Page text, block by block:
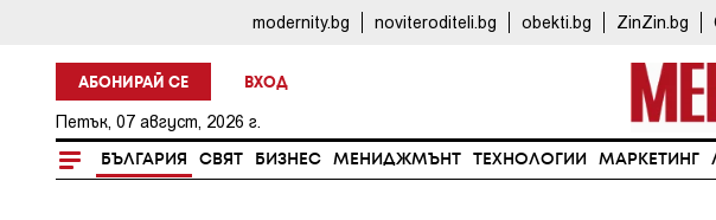
modernity.bg noviteroditeli.bg obekti.bg ZinZin.bg
АБОНИРАЙ СЕ ВХОД
Петък, 07 август, 2026 г.
БЪЛГАРИЯ СВЯТ БИЗНЕС МЕНИДЖМЪНТ ТЕХНОЛОГИИ МАРКЕТИНГ